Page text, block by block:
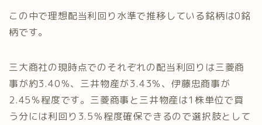
この中で理想配当利回り水準で推移している銘柄は0銘
柄です。
三大商社の現時点でのそれぞれの配当利回りは三菱商
事が約3.40％、三井物産が3.43％、伊藤忠商事が
2.45％程度です。三菱商事と三井物産は1株単位で買
う分には利回り3.5％程度確保できるので選択肢として